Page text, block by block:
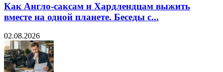
Как Англо-саксам и Хардлендцам выжить
вместе на одной планете. Беседы с...
02.08.2026